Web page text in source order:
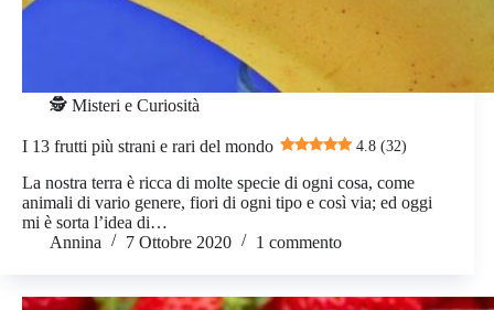
🕵️ Misteri e Curiosità
I 13 frutti più strani e rari del mondo 4.8 (32)
La nostra terra è ricca di molte specie di ogni cosa, come
animali di vario genere, fiori di ogni tipo e così via; ed oggi
mi è sorta l’idea di…
Annina
7 Ottobre 2020 1 commento